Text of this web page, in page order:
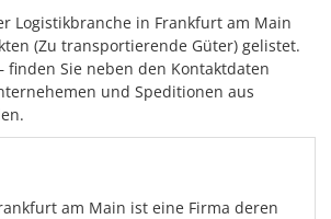
Logistikbranche in Frankfurt am Main
(Zu transportierende Güter) gelistet.
Sie neben den Kontaktdaten
und Speditionen aus
am Main ist eine Firma deren